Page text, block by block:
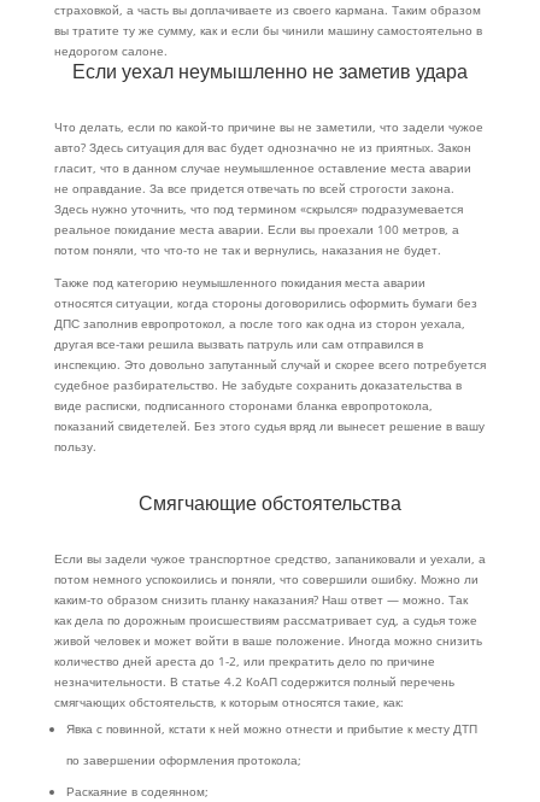
страховкой, а часть вы доплачиваете из своего кармана. Таким образом
вы тратите ту же сумму, как и если бы чинили машину самостоятельно в
недорогом салоне.
Если уехал неумышленно не заметив удара
Что делать, если по какой-то причине вы не заметили, что задели чужое
авто? Здесь ситуация для вас будет однозначно не из приятных. Закон
гласит, что в данном случае неумышленное оставление места аварии
не оправдание. За все придется отвечать по всей строгости закона.
Здесь нужно уточнить, что под термином «скрылся» подразумевается
реальное покидание места аварии. Если вы проехали 100 метров, а
потом поняли, что что-то не так и вернулись, наказания не будет.
Также под категорию неумышленного покидания места аварии
относятся ситуации, когда стороны договорились оформить бумаги без
ДПС заполнив европротокол, а после того как одна из сторон уехала,
другая все-таки решила вызвать патруль или сам отправился в
инспекцию. Это довольно запутанный случай и скорее всего потребуется
судебное разбирательство. Не забудьте сохранить доказательства в
виде расписки, подписанного сторонами бланка европротокола,
показаний свидетелей. Без этого судья вряд ли вынесет решение в вашу
пользу.
Смягчающие обстоятельства
Если вы задели чужое транспортное средство, запаниковали и уехали, а
потом немного успокоились и поняли, что совершили ошибку. Можно ли
каким-то образом снизить планку наказания? Наш ответ — можно. Так
как дела по дорожным происшествиям рассматривает суд, а судья тоже
живой человек и может войти в ваше положение. Иногда можно снизить
количество дней ареста до 1-2, или прекратить дело по причине
незначительности. В статье 4.2 КоАП содержится полный перечень
смягчающих обстоятельств, к которым относятся такие, как:
Явка с повинной, кстати к ней можно отнести и прибытие к месту ДТП
по завершении оформления протокола;
Раскаяние в содеянном;